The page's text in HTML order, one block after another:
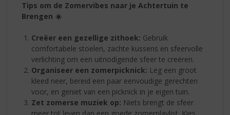
Tips om de Zomervibes naar je Achtertuin te
Brengen ☀️
Creëer een gezellige zithoek: Gebruik
comfortabele stoelen, zachte kussens en sfeervolle
verlichting om een uitnodigende sfeer te creëren.
Organiseer een zomerpicknick: Leg een groot
kleed neer, bereid een paar eenvoudige gerechten
voor, en geniet van een picknick in je eigen tuin.
Zet zomerse muziek op: Niets brengt de sfeer